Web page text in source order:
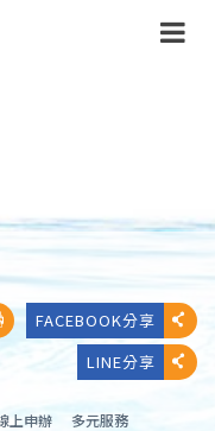
FACEBOOK分享
LINE分享
上申辦 多元服務